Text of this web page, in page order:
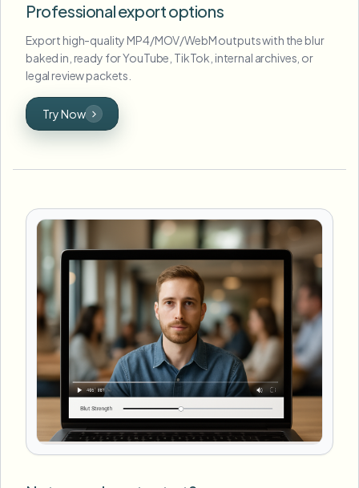
Professional export options
Export high-quality MP4/MOV/WebM outputs with the blur
baked in, ready for YouTube, TikTok, internal archives, or
legal review packets.
Try Now